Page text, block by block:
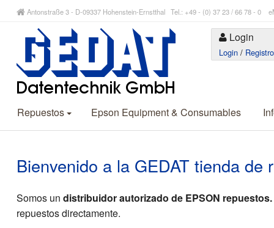
Antonstraße 3 - D-09337 Hohenstein-Ernstthal Tel.: +49 - (0) 37 23 / 66 78 - 0
Login
Login / Registro
Repuestos Epson Equipment & Consumables
Bienvenido a la GEDAT tienda de
Somos un distribuidor autorizado de EPSON repuestos.
repuestos directamente.